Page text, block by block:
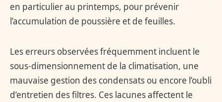
en particulier au printemps, pour prévenir
l’accumulation de poussière et de feuilles.
Les erreurs observées fréquemment incluent le
sous-dimensionnement de la climatisation, une
mauvaise gestion des condensats ou encore l’oubli
d’entretien des filtres. Ces lacunes affectent le